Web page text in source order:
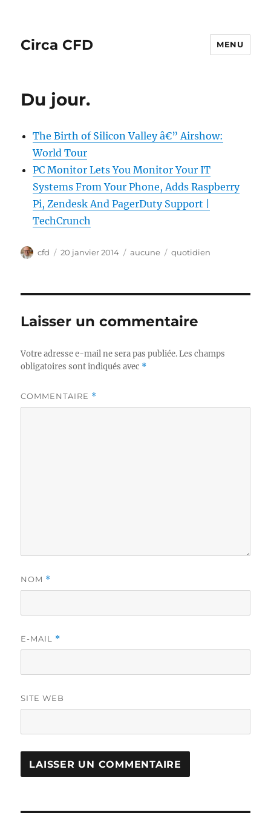
Circa CFD MENU
Du jour.
The Birth of Silicon Valley â€” Airshow:
World Tour
PC Monitor Lets You Monitor Your IT
Systems From Your Phone, Adds Raspberry
Pi, Zendesk And PagerDuty Support |
TechCrunch
Auteur
cfd
Publié
20 janvier 2014 Catégories
aucune Étiquettes
quotidien
Laisser un commentaire
Votre adresse e-mail ne sera pas publiée. Les champs
obligatoires sont indiqués avec *
COMMENTAIRE *
NOM *
E-MAIL *
SITE WEB